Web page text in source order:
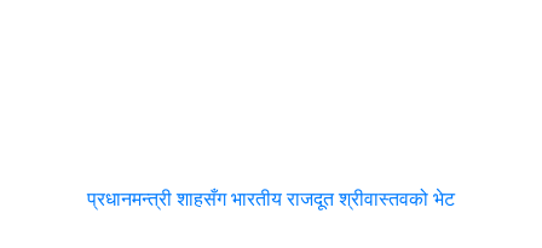
प्रधानमन्त्री शाहसँग भारतीय राजदूत श्रीवास्तवको भेट